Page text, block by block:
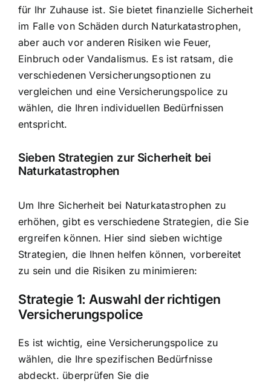
für Ihr Zuhause ist. Sie bietet finanzielle Sicherheit
im Falle von Schäden durch Naturkatastrophen,
aber auch vor anderen Risiken wie Feuer,
Einbruch oder Vandalismus. Es ist ratsam, die
verschiedenen Versicherungsoptionen zu
vergleichen und eine Versicherungspolice zu
wählen, die Ihren individuellen Bedürfnissen
entspricht.
Sieben Strategien zur Sicherheit bei
Naturkatastrophen
Um Ihre Sicherheit bei Naturkatastrophen zu
erhöhen, gibt es verschiedene Strategien, die Sie
ergreifen können. Hier sind sieben wichtige
Strategien, die Ihnen helfen können, vorbereitet
zu sein und die Risiken zu minimieren:
Strategie 1: Auswahl der richtigen
Versicherungspolice
Es ist wichtig, eine Versicherungspolice zu
wählen, die Ihre spezifischen Bedürfnisse
abdeckt. überprüfen Sie die